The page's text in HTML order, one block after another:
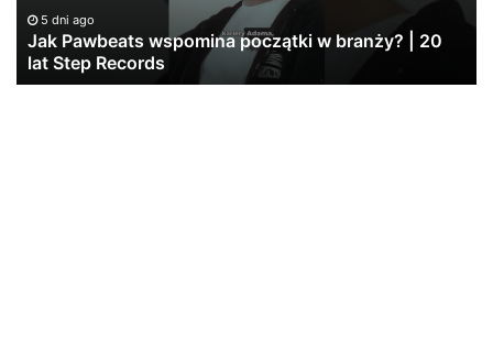
6 dni ago
PeRJot – Dupki i Ziomki